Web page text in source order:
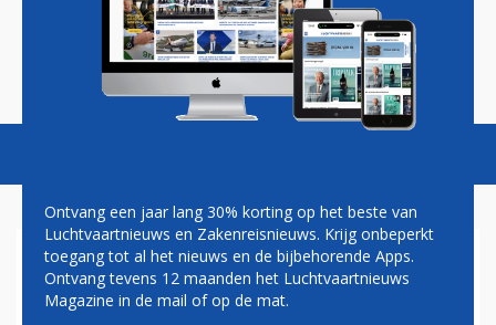
Magazine Podcasts Vacatures
GAMECO
Ontvang een jaar lang 30% korting op het beste van
Luchtvaartnieuws en Zakenreisnieuws. Krijg onbeperkt
toegang tot al het nieuws en de bijbehorende Apps.
Ontvang tevens 12 maanden het Luchtvaartnieuws
Magazine in de mail of op de mat.